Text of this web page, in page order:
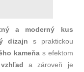
a moderný kus
dizajn s praktickou
kameňas efektom
a zároveň je